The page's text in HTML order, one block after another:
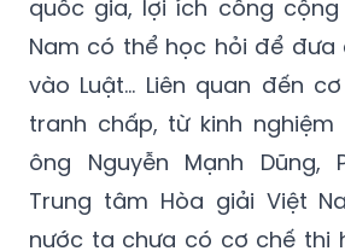
vào Luật… Liên quan đến
tranh chấp, từ kinh nghiệm
ông Nguyễn Mạnh Dũng,
Trung tâm Hòa giải Việt
nước ta chưa có cơ chế thi
định của Ủy ban giải quyết